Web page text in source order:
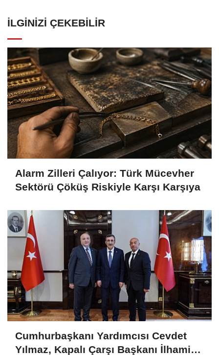
İLGINIZI ÇEKEBILIR
Alarm Zilleri Çalıyor: Türk Mücevher
Sektörü Çöküş Riskiyle Karşı Karşıya
Cumhurbaşkanı Yardımcısı Cevdet
Yılmaz, Kapalı Çarşı Başkanı İlhami